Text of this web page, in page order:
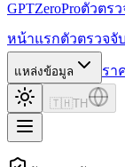
GPTZeroProตัวตร
หน้าแรกตัวตรวจจั
แหล่งข้อมูล รา
🇹🇭 TH